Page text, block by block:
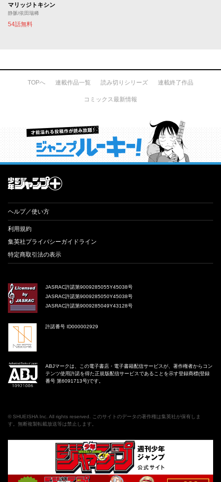
マリッジトキシン
静脈/依田瑞稀
54話無料
TOPへ 連載作品一覧 読み切りシリーズ 連載終了作品
コミックス最新情報
才能溢れる投稿作が読み放題！ ジャンプルーキー！
ヘルプ／使い方
利用規約
集英社プライバシーガイドライン
特定商取引法の表示
JASRAC許諾第9009285055Y45038号
JASRAC許諾第9009285050Y45038号
JASRAC許諾第9009285049Y43128号
許諾番号 ID000002929
ABJマークは、この電子書店・電子書籍配信サービスが、著作権者からコン
テンツ使用許諾を得た正規版配信サービスであることを示す登録商標(登録
番号 第6091713号)です。
© SHUEISHA Inc . All rights reserved. このサイトのデータの著作権は集英社が保有しま
す。無断複製転載放送等は禁止します。